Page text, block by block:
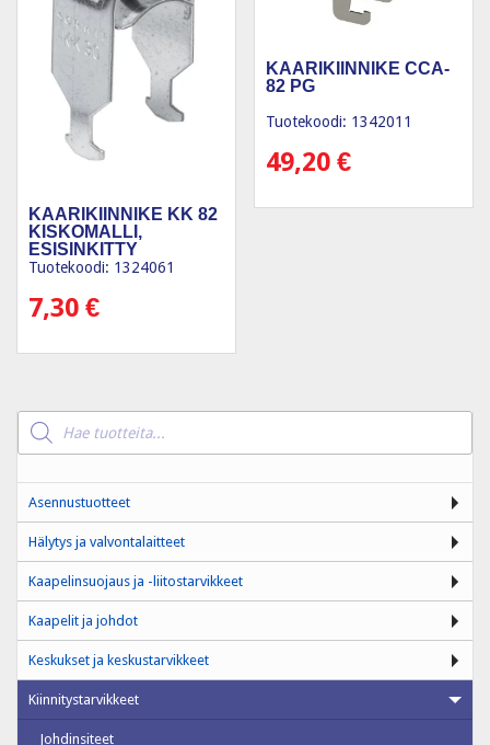
KAARIKIINNIKE KK 82
KISKOMALLI,
ESISINKITTY
Tuotekoodi: 1324061
7,30 €
KAARIKIINNIKE CCA-
82 PG
Tuotekoodi: 1342011
49,20€
Products
search
Asennustuotteet
Hälytys ja valvontalaitteet
Kaapelinsuojaus ja -liitostarvikkeet
Kaapelit ja johdot
Keskukset ja keskustarvikkeet
Kiinnitystarvikkeet
Johdinsiteet